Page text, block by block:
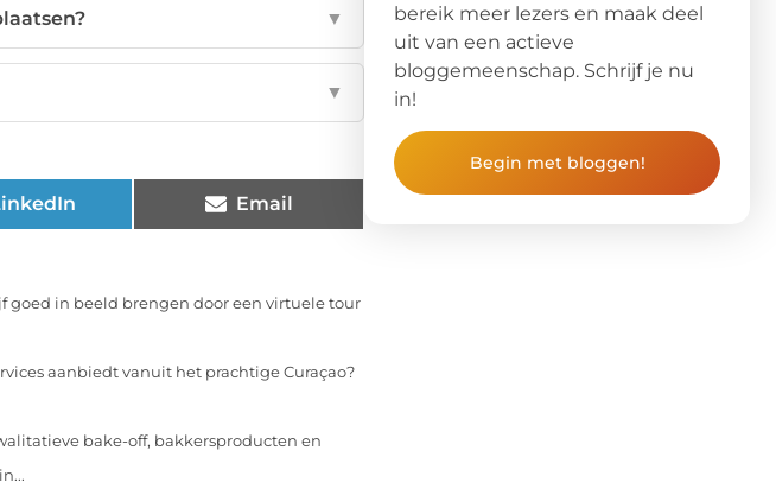
▼
▼
Email
goed in beeld brengen door een virtuele tour
aanbiedt vanuit het prachtige Curaçao?
bake-off, bakkersproducten en
bereik meer lezers en maak deel
uit van een actieve
bloggemeenschap. Schrijf je nu
in!
Begin met bloggen!